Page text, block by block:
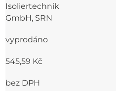
Isoliertechnik
GmbH, SRN
vyprodáno
545,59 Kč
bez DPH